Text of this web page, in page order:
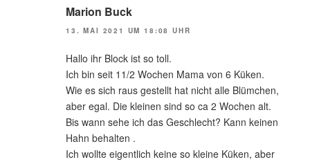
Marion Buck
13. MAI 2021 UM 18:08 UHR
Hallo ihr Block ist so toll.
Ich bin seit 11/2 Wochen Mama von 6 Küken.
Wie es sich raus gestellt hat nicht alle Blümchen,
aber egal. Die kleinen sind so ca 2 Wochen alt.
Bis wann sehe ich das Geschlecht? Kann keinen
Hahn behalten .
Ich wollte eigentlich keine so kleine Küken, aber